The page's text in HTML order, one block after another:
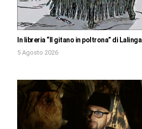
In libreria “Il gitano in poltrona” di Lalinga
5 Agosto 2026